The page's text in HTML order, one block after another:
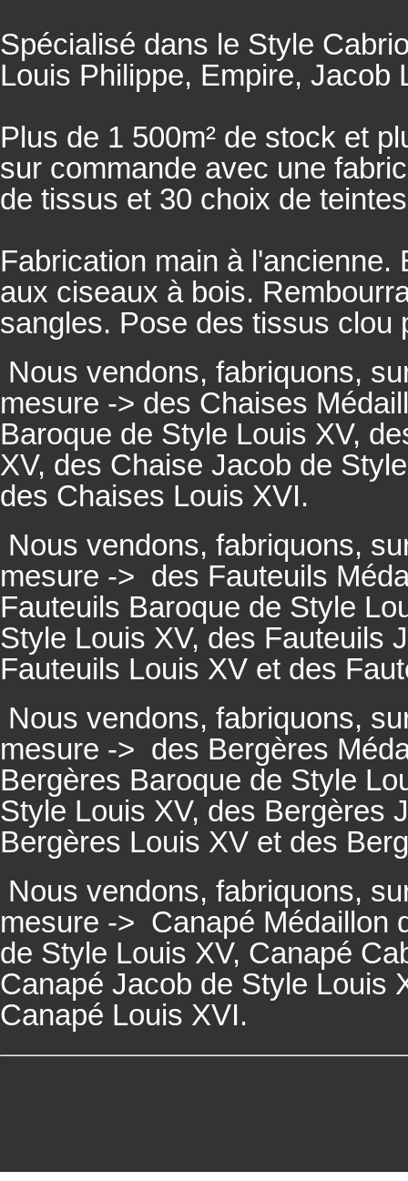
Spécialisé dans le Style
Louis Philippe, Empire, Jacob
Plus de 1 500m² de stock et
sur commande avec une
de tissus et 30 choix de
Fabrication main à
aux ciseaux à bois.
sangles. Pose des tissus clou
Nous vendons, fabriquons,
mesure -> des Chaises
Baroque de Style Louis XV,
XV, des Chaise Jacob de
des Chaises Louis XVI.
Nous vendons, fabriquons,
mesure -> des Fauteuils
Fauteuils Baroque de Style
Style Louis XV, des Fauteuils
Fauteuils Louis XV et des
Nous vendons, fabriquons,
mesure -> des Bergères
Bergères Baroque de Style
Style Louis XV, des Bergères
Bergères Louis XV et des
Nous vendons, fabriquons,
mesure -> Canapé Médaillon
de Style Louis XV, Canapé
Canapé Jacob de Style Louis
Canapé Louis XVI.